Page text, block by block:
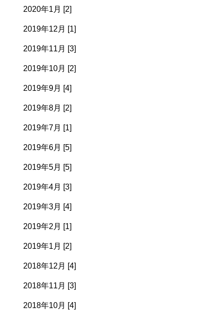
2020年1月 [2]
2019年12月 [1]
2019年11月 [3]
2019年10月 [2]
2019年9月 [4]
2019年8月 [2]
2019年7月 [1]
2019年6月 [5]
2019年5月 [5]
2019年4月 [3]
2019年3月 [4]
2019年2月 [1]
2019年1月 [2]
2018年12月 [4]
2018年11月 [3]
2018年10月 [4]